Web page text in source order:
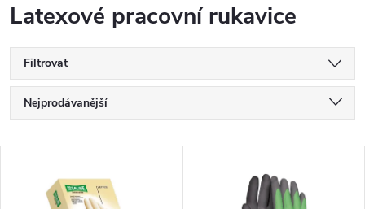
Latexové pracovní rukavice
Filtrovat
Ř
a
Nejprodávanější
Abecedně